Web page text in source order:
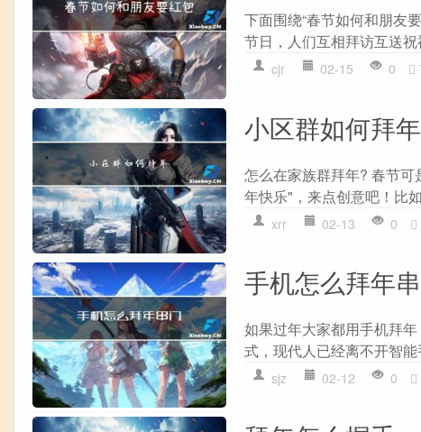
下面围绕“春节如何和朋友
节日，人们互相拜访互送
cjr 02-15 0
小区群如何拜年
怎么在家族群拜年? 春节
年快乐"，来点创意吧！比
xrr 02-13 0
手机怎么拜年
如果过年大家都用手机拜
式，现代人已经离不开智
sjz 02-12 0